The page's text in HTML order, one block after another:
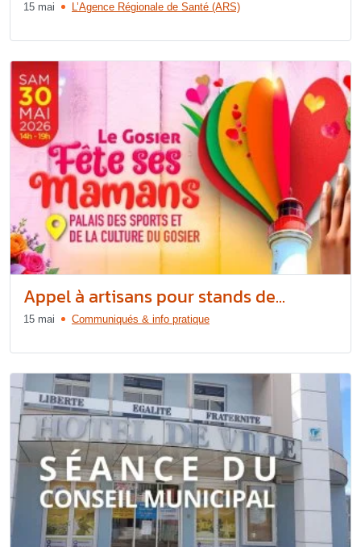
15 mai L’Agence Régionale de Santé (ARS)
Appel à artisans pour stands de...
15 mai Communiqués & info pratique